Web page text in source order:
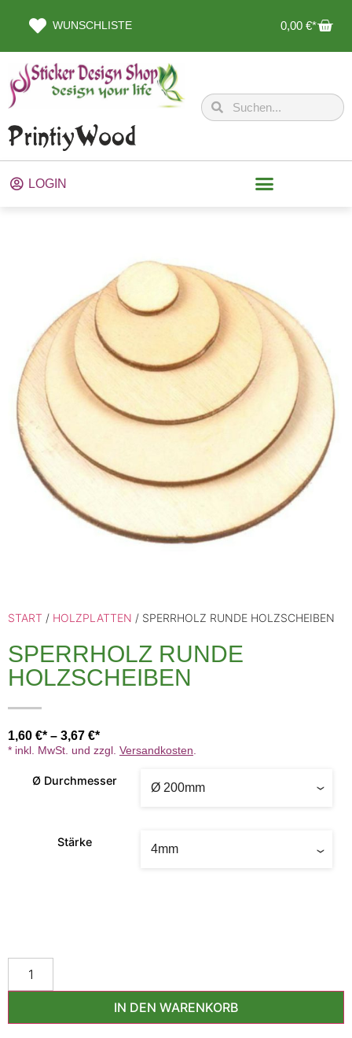
WUNSCHLISTE 0,00 €
LOGIN
START / HOLZPLATTEN / SPERRHOLZ RUNDE HOLZSCHEIBEN
SPERRHOLZ RUNDE
HOLZSCHEIBEN
1,60 € – 3,67 €
* inkl. MwSt. und zzgl. Versandkosten
Ø Durchmesser
Stärke
IN DEN WARENKORB